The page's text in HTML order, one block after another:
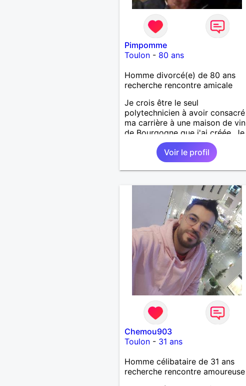
Pimpomme
Toulon- 80 ans
Homme divorcé(e) de 80 ans
recherche rencontre amicale
Je crois être le seul
polytechnicien à avoir consacré
ma carrière à une maison de vin
de Bourgogne que j'ai créée. Je
fais aussi partie des quelques
fumeurs de pipe qui subsistent
encore. J'ai beaucoup lu, et écrit
des livres, en particulier
spiritualité, par exemple: "Le
désir des collines éternelles".
Maintenant à la retraite à
Toulon, après avoir bien vendu
mon entreprise, je me consacre
à la lecture et à l'écriture, à des
conférences, et à mes amis. Je
recherche une amie dans la ville
de Toulon, exclusivement.
Voir le profil
Chemou903
Toulon- 31 ans
Homme célibataire de 31 ans
recherche rencontre amoureuse